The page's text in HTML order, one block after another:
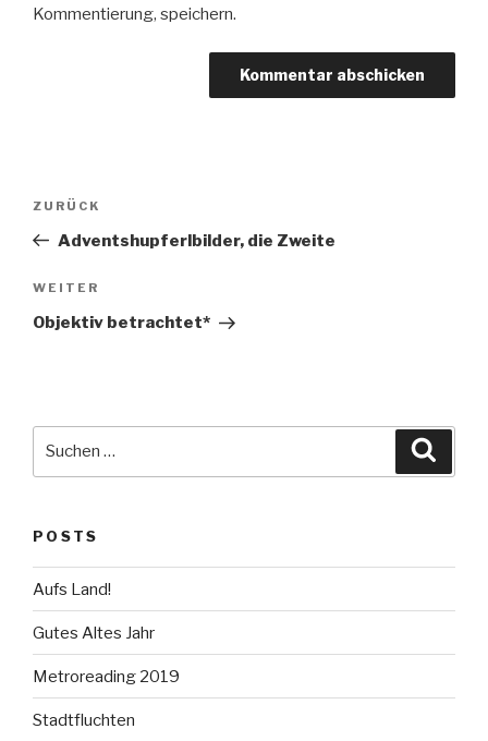
Kommentierung, speichern.
Beitrags-
Vorheriger
Beitrag
ZURÜCK
Adventshupferlbilder, die Zweite
Nächster
Beitrag
WEITER
Objektiv betrachtet*
POSTS
Aufs Land!
Gutes Altes Jahr
Metroreading 2019
Stadtfluchten